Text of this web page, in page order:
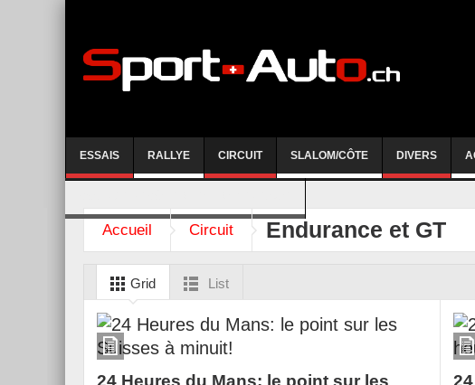
ESSAIS RALLYE CIRCUIT SLALOM/CÔTE DIVERS
Accueil Circuit Endurance et GT
Grid List
24 Heures du Mans: le point sur les